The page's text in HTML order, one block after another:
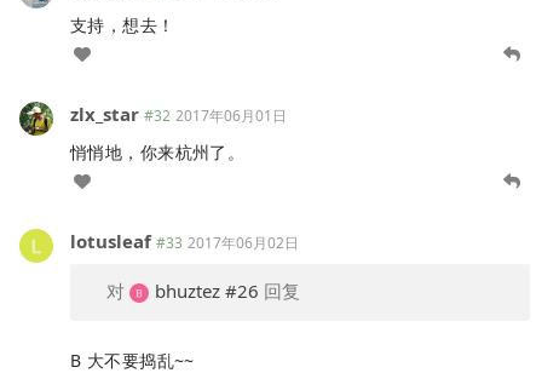
支持，想去！
zlx_star #32 2017年06月01日
悄悄地，你来杭州了。
lotusleaf #33 2017年06月02日
对 bhuztez #26 回复
B 大不要捣乱~~